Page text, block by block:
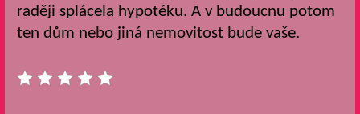
raději splácela hypotéku. A v budoucnu potom
ten dům nebo jiná nemovitost bude vaše.